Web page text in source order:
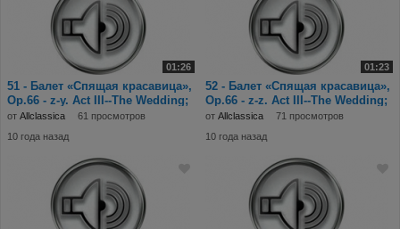
01:26
51 - Балет «Спящая красавица»,
Op.66 - z-y. Act III--The Wedding;
N.28
от Allclassica
61 просмотров
10 года назад
01:23
52 - Балет «Спящая красавица»,
Op.66 - z-z. Act III--The Wedding;
N.28
от Allclassica
71 просмотров
10 года назад